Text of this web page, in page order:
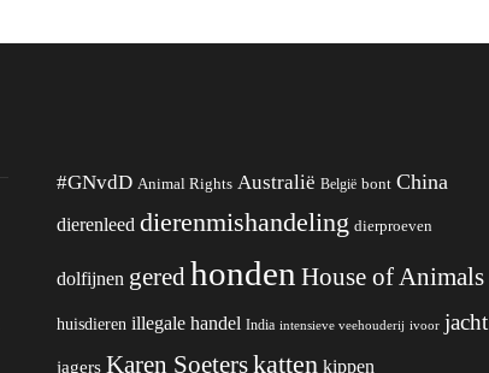
#GNvdD Animal Rights Australië België bont China
dierenleed dierenmishandeling dierproeven
dolfijnen gered honden House of Animals
huisdieren illegale handel India intensieve veehouderij ivoor jacht
jagers Karen Soeterskatten kippen